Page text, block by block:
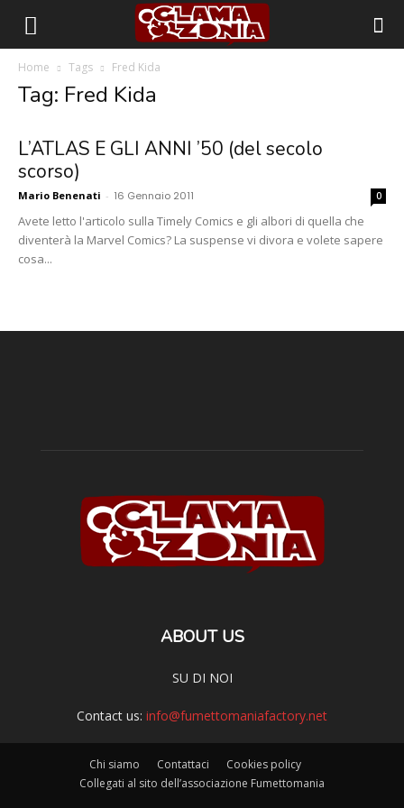
Home Tags Fred Kida
Tag: Fred Kida
L’ATLAS E GLI ANNI ’50 (del secolo
scorso)
Mario Benenati - 16 Gennaio 2011 0
Avete letto l'articolo sulla Timely Comics e gli albori di quella che
diventerà la Marvel Comics? La suspense vi divora e volete sapere
cosa...
ABOUT US
SU DI NOI
Contact us: info@fumettomaniafactory.net
Chi siamo Contattaci
Cookies policy
Collegati al sito dell’associazione Fumettomania